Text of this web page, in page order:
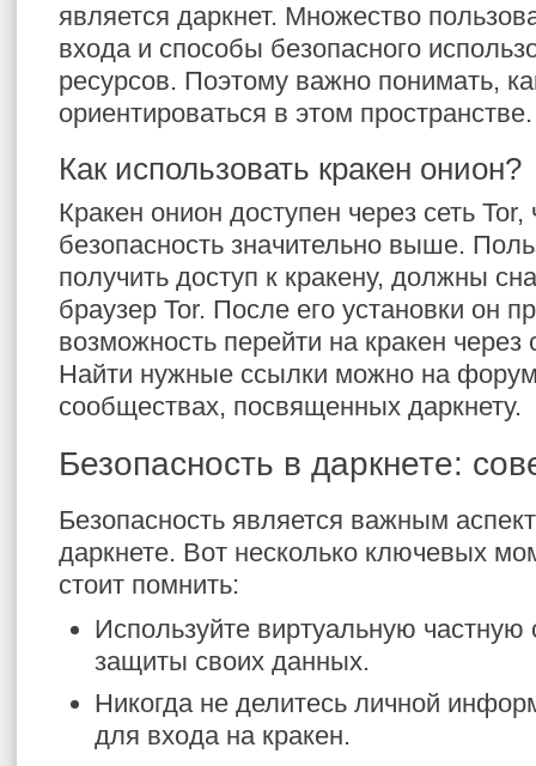
является даркнет. Множество
входа и способы безопасного
ресурсов. Поэтому важно понимать,
ориентироваться в этом пространстве.
Как использовать кракен онион?
Кракен онион доступен через сеть Tor,
безопасность значительно выше.
получить доступ к кракену, должны
браузер Tor. После его установки он
возможность перейти на кракен
Найти нужные ссылки можно на
сообществах, посвященных даркнету.
Безопасность в даркнете:
Безопасность является важным
даркнете. Вот несколько ключевых
стоит помнить:
Используйте виртуальную частную
защиты своих данных.
Никогда не делитесь личной
для входа на кракен.